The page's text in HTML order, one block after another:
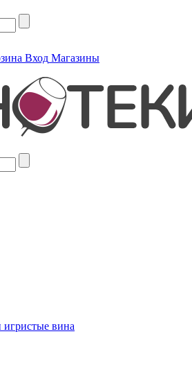
Вход Магазины
вина